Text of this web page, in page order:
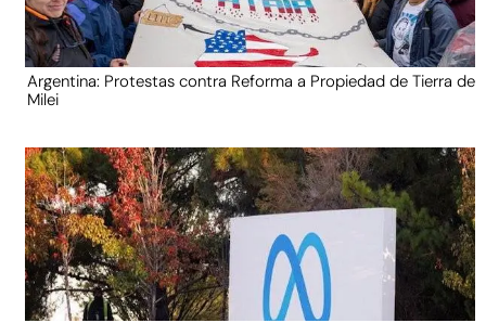
Argentina: Protestas contra Reforma a Propiedad de Tierra de
Milei